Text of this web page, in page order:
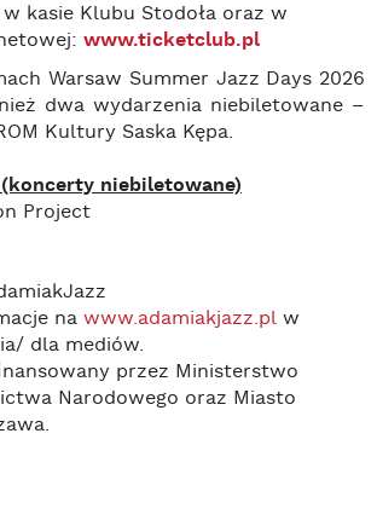
kasie Klubu Stodoła oraz w
www.ticketclub.pl
Warsaw Summer Jazz Days 2026
dwa wydarzenia niebiletowane –
Kultury Saska Kępa.
(koncerty niebiletowane)
Project
na www.adamiakjazz.pl w
dla mediów.
przez Ministerstwo
Narodowego oraz Miasto